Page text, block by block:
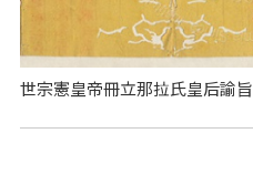
世宗憲皇帝冊立那拉氏皇后諭旨